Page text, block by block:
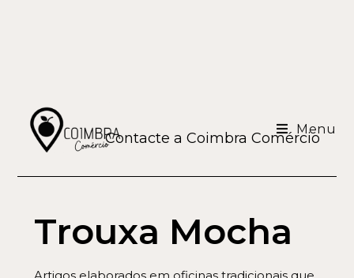
Menu
Contacte a Coimbra Comércio
Trouxa Mocha